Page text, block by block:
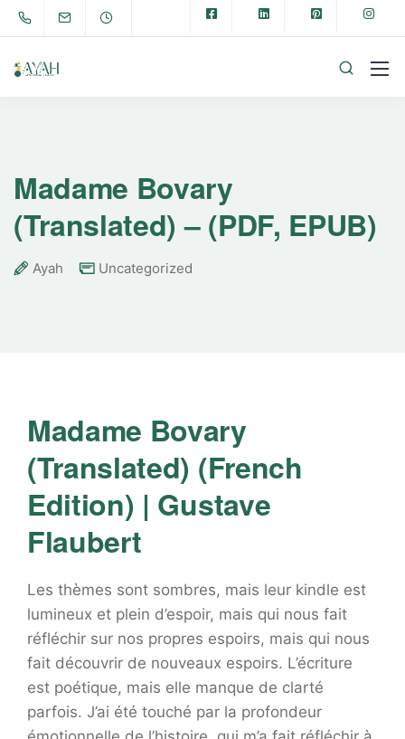
Madame Bovary
(Translated) – (PDF, EPUB)
Ayah Uncategorized
Madame Bovary
(Translated) (French
Edition) | Gustave
Flaubert
Les thèmes sont sombres, mais leur kindle est
lumineux et plein d’espoir, mais qui nous fait
réfléchir sur nos propres espoirs, mais qui nous
fait découvrir de nouveaux espoirs. L’écriture
est poétique, mais elle manque de clarté
parfois. J’ai été touché par la profondeur